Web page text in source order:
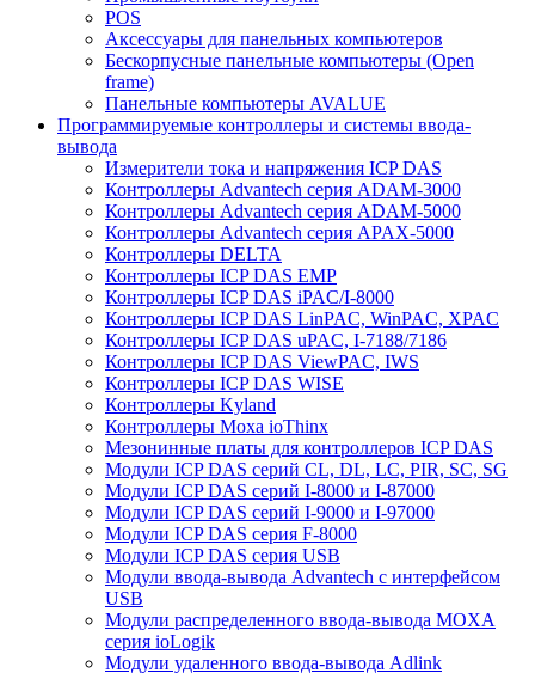
POS
Аксессуары для панельных компьютеров
Бескорпусные панельные компьютеры (Open
frame)
Панельные компьютеры AVALUE
Программируемые контроллеры и системы ввода-
вывода
Измерители тока и напряжения ICP DAS
Контроллеры Advantech серия ADAM-3000
Контроллеры Advantech серия ADAM-5000
Контроллеры Advantech серия APAX-5000
Контроллеры DELTA
Контроллеры ICP DAS EMP
Контроллеры ICP DAS iPAC/I-8000
Контроллеры ICP DAS LinPAC, WinPAC, XPAC
Контроллеры ICP DAS uPAC, I-7188/7186
Контроллеры ICP DAS ViewPAC, IWS
Контроллеры ICP DAS WISE
Контроллеры Kyland
Контроллеры Moxa ioThinx
Мезонинные платы для контроллеров ICP DAS
Модули ICP DAS серий CL, DL, LC, PIR, SC, SG
Модули ICP DAS серий I-8000 и I-87000
Модули ICP DAS серий I-9000 и I-97000
Модули ICP DAS серия F-8000
Модули ICP DAS серия USB
Модули ввода-вывода Advantech с интерфейсом
USB
Модули распределенного ввода-вывода MOXA
серия ioLogik
Модули удаленного ввода-вывода Adlink